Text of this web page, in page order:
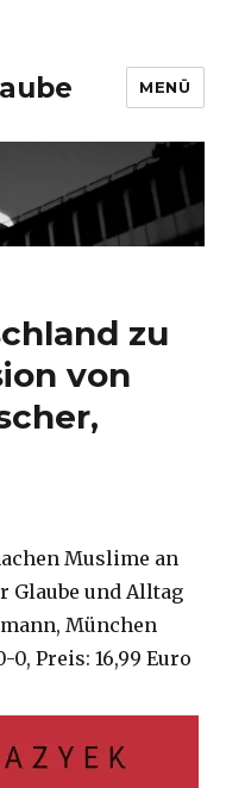
MENÜ
zu
von
Muslime an
Glaube und Alltag
München
0, Preis: 16,99 Euro